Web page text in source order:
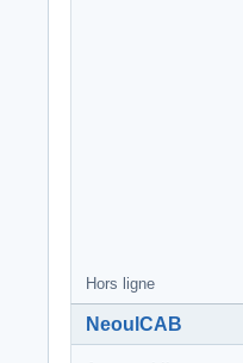
Hors ligne
NeoulCAB